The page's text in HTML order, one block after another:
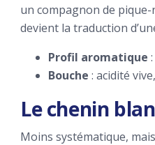
un compagnon de pique-
devient la traduction
Profil aromatique
Bouche : acidité
Le chenin
Moins systématique,